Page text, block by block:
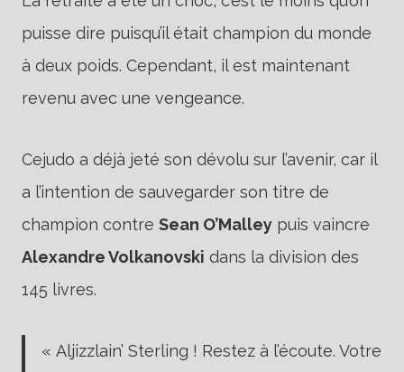
puisse dire puisqu’il était champion du monde
à deux poids. Cependant, il est maintenant
revenu avec une vengeance.
Cejudo a déjà jeté son dévolu sur l’avenir, car il
a l’intention de sauvegarder son titre de
champion contre Sean O’Malley puis vaincre
Alexandre Volkanovski dans la division des
145 livres.
« Aljizzlain’ Sterling ! Restez à l’écoute. Votre